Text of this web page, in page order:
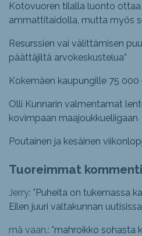
Kotovuoren tilalla luonto ottaa
ammattitaidolla, mutta myös
Resurssien vai välittämisen
päättäjiltä arvokeskustelua”
Kokemäen kaupungille 75
Olli Kunnarin valmentamat
kovimpaan maajoukkueliigaan
Poutainen ja kesäinen
Tuoreimmat
Jerry: "Puheita on tukemassa
Eilen juuri valtakunnan
mä vaan.: "mahroikko sohasta